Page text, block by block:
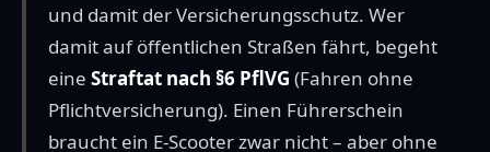
und damit der Versicherungsschutz. Wer
damit auf öffentlichen Straßen fährt, begeht
eine Straftat nach §6 PflVG (Fahren ohne
Pflichtversicherung). Einen Führerschein
braucht ein E-Scooter zwar nicht – aber ohne